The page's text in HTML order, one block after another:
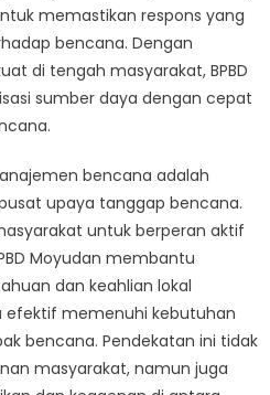
memastikan respons yang
bencana. Dengan
di tengah masyarakat, BPBD
sumber daya dengan cepat
bencana adalah
upaya tanggap bencana.
untuk berperan aktif
Moyudan membantu
dan keahlian lokal
memenuhi kebutuhan
bencana. Pendekatan ini tidak
masyarakat, namun juga